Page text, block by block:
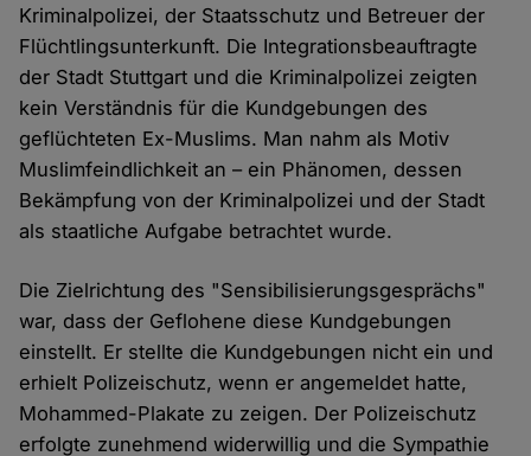
Kriminalpolizei, der Staatsschutz und Betreuer der
Flüchtlingsunterkunft. Die Integrationsbeauftragte
der Stadt Stuttgart und die Kriminalpolizei zeigten
kein Verständnis für die Kundgebungen des
geflüchteten Ex-Muslims. Man nahm als Motiv
Muslimfeindlichkeit an – ein Phänomen, dessen
Bekämpfung von der Kriminalpolizei und der Stadt
als staatliche Aufgabe betrachtet wurde.
Die Zielrichtung des "Sensibilisierungsgesprächs"
war, dass der Geflohene diese Kundgebungen
einstellt. Er stellte die Kundgebungen nicht ein und
erhielt Polizeischutz, wenn er angemeldet hatte,
Mohammed-Plakate zu zeigen. Der Polizeischutz
erfolgte zunehmend widerwillig und die Sympathie